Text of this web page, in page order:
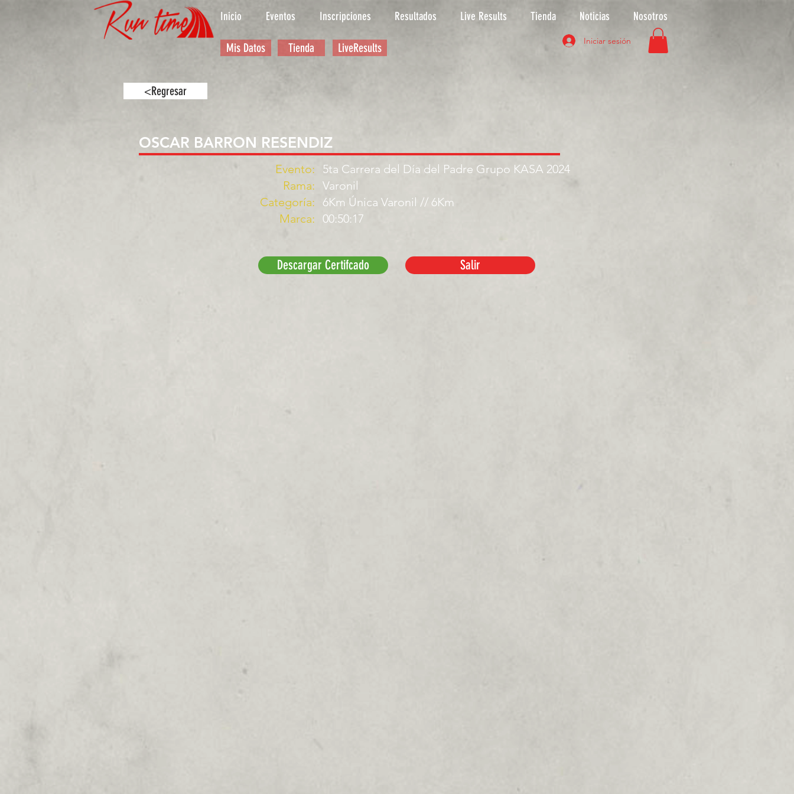
Inicio Eventos Inscripciones Resultados Live Results Tienda Noticias Nosotros
Iniciar sesión
Mis Datos Tienda LiveResults
<Regresar
OSCAR BARRON RESENDIZ
Evento:
Rama:
Categoría:
Marca:
5ta Carrera del Día del Padre Grupo KASA 2024
Varonil
6Km Única Varonil // 6Km
00:50:17
Descargar Certifcado Salir